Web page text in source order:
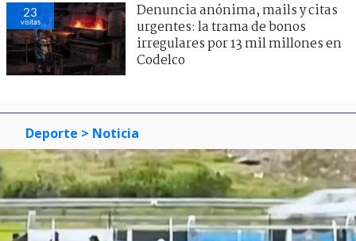
23
visitas
Denuncia anónima, mails y citas
urgentes: la trama de bonos
irregulares por 13 mil millones en
Codelco
Deporte > Noticia